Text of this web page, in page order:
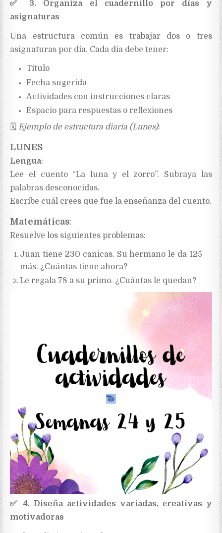
✅
3. Organiza el cuadernillo por días y
asignaturas
Una estructura común es trabajar dos o tres
asignaturas por día. Cada día debe tener:
Título
Fecha sugerida
Actividades con instrucciones claras
Espacio para respuestas o reflexiones
🗓 Ejemplo de estructura diaria (Lunes):
LUNES
Lengua:
Lee el cuento “La luna y el zorro”. Subraya las
palabras desconocidas.
Escribe cuál crees que fue la enseñanza del cuento.
Matemáticas:
Resuelve los siguientes problemas:
Juan tiene 230 canicas. Su hermano le da 125
más. ¿Cuántas tiene ahora?
Le regala 78 a su primo. ¿Cuántas le quedan?
✅
4. Diseña actividades variadas, creativas y
motivadoras